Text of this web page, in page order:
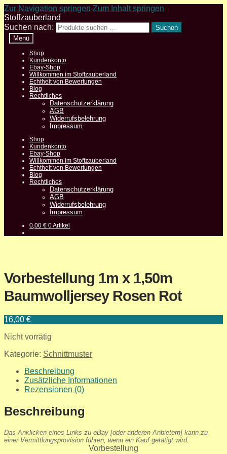
Zur Navigation springen Zum Inhalt springen
Stoffzauberland
Suchen nach:
Suchen
Menü
Shop
Kundenkonto
Ebay-Shop
Willkommen im Stoffzauberland
Echtheit von Bewertungen
Blog
Rechtliches
Datenschutzerklärung
AGB
Widerrufsbelehrung
Impressum
Shop
Kundenkonto
Ebay-Shop
Willkommen im Stoffzauberland
Echtheit von Bewertungen
Blog
Rechtliches
Datenschutzerklärung
AGB
Widerrufsbelehrung
Impressum
0,00€ 0 Artikel
Vorbestellung 1m x 1,50m
Baumwolljersey Rosen Rot
16,00 €
Nicht vorrätig
Kategorie: Schnittmuster
Beschreibung
Zusätzliche Informationen
Rezensionen (0)
Beschreibung
Das Anklicken eines Links zu eBay [oder anderen Anbietern] kann zu
einer Vermittlungsprovision führen, wenn ein Kauf getätigt wird.
Vorbestellung